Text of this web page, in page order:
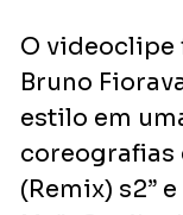
O videoclipe
Bruno
estilo em
coreografias
(Remix) s2”